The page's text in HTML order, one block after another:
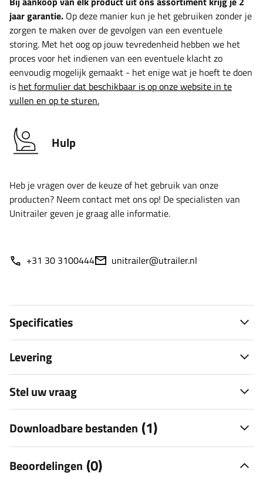
jaar garantie. Op deze manier kun je het gebruiken zonder je
zorgen te maken over de gevolgen van een eventuele
storing. Met het oog op jouw tevredenheid hebben we het
proces voor het indienen van een eventuele klacht zo
eenvoudig mogelijk gemaakt - het enige wat je hoeft te doen
is het formulier dat beschikbaar is op onze website in te
vullen en op te sturen.
Hulp
Heb je vragen over de keuze of het gebruik van onze
producten? Neem contact met ons op! De specialisten van
Unitrailer geven je graag alle informatie.
+31 30 3100444 unitrailer@utrailer.nl
Specificaties
Levering
Stel uw vraag
Downloadbare bestanden (1)
Beoordelingen (0)